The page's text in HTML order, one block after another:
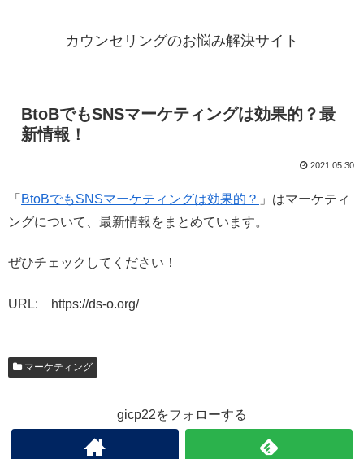
カウンセリングのお悩み解決サイト
BtoBでもSNSマーケティングは効果的？最
新情報！
2021.05.30
「 BtoBでもSNSマーケティングは効果的？ 」はマーケティ
ングについて、最新情報をまとめています。
ぜひチェックしてください！
URL: https://ds-o.org/
マーケティング
gicp22をフォローする